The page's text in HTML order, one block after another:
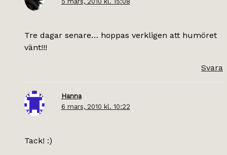
Tre dagar senare… hoppas verkligen att humöret
vänt!!!
Svara
Hanna
6 mars, 2010 kl. 10:22
Tack! :)